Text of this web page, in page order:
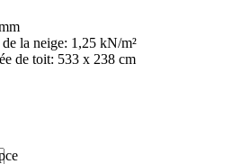
la neige: 1,25 kN/m²
de toit: 533 x 238 cm